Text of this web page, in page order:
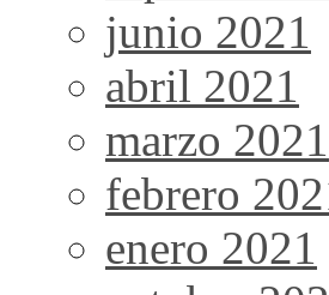
junio 2021
abril 2021
marzo 2021
febrero
enero 2021